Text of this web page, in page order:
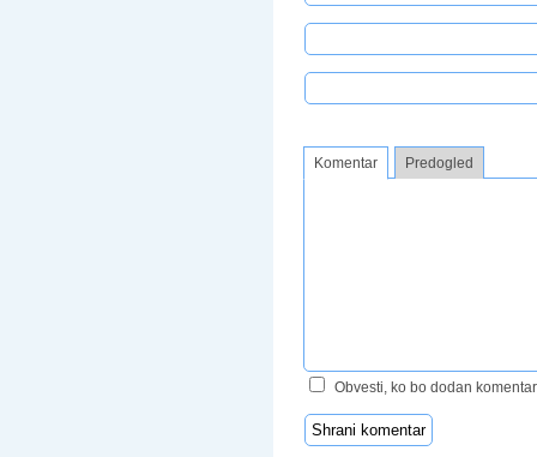
Komentar Predogled
Obvesti, ko bo dodan komentar